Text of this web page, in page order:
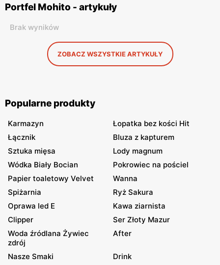
Portfel Mohito - artykuły
Brak wyników
ZOBACZ WSZYSTKIE ARTYKUŁY
Popularne produkty
Karmazyn
Łopatka bez kości Hit
Łącznik
Bluza z kapturem
Sztuka mięsa
Lody magnum
Wódka Biały Bocian
Pokrowiec na pościel
Papier toaletowy Velvet
Wanna
Spiżarnia
Ryż Sakura
Oprawa led E
Kawa ziarnista
Clipper
Ser Złoty Mazur
Woda źródlana Żywiec
zdrój
After
Nasze Smaki
Drink